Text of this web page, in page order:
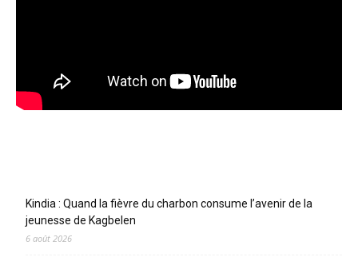
Kindia : Quand la fièvre du charbon consume l’avenir de la
jeunesse de Kagbelen
6 août 2026